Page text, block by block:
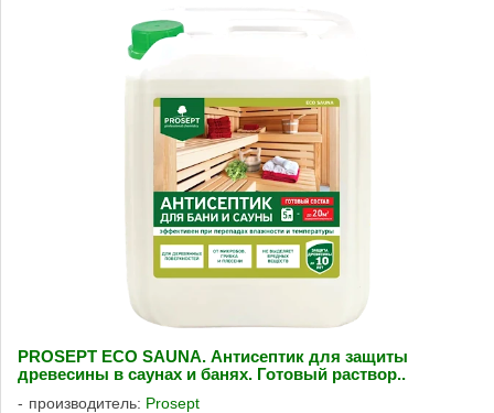
PROSEPT ECO SAUNA. Антисептик для защиты
древесины в саунах и банях. Готовый раствор..
производитель: Prosept